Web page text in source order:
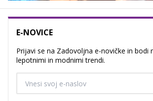
E-NOVICE
Prijavi se na Zadovoljna e-novičke in bodi
lepotnimi in modnimi trendi.